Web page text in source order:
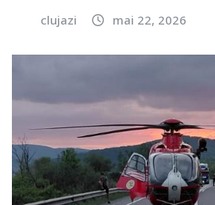
clujazi mai 22, 2026